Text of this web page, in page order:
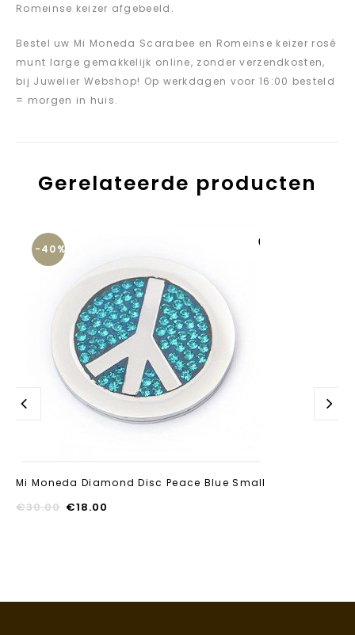
Romeinse keizer afgebeeld.
Bestel uw Mi Moneda Scarabee en Romeinse keizer rosé
munt large gemakkelijk online, zonder verzendkosten,
bij Juwelier Webshop! Op werkdagen voor 16:00 besteld
= morgen in huis.
Gerelateerde producten
-40%
Mi Moneda Diamond Disc Peace Blue Small
€30.00 €18.00